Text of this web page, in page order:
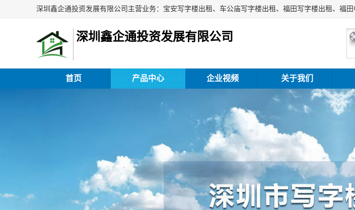
深圳鑫企通投资发展有限公司
首页 产品中心 企业视频 关于我们